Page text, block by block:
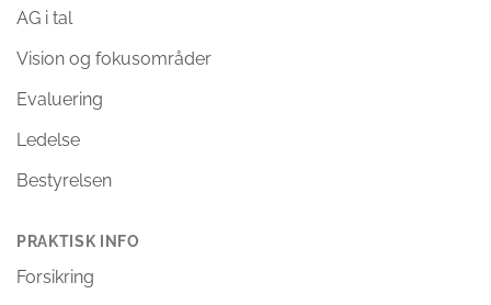
AG i tal
Vision og fokusområder
Evaluering
Ledelse
Bestyrelsen
PRAKTISK INFO
Forsikring